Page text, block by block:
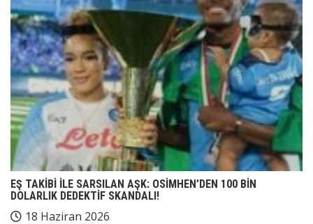
EŞ TAKİBİ İLE SARSILAN AŞK: OSİMHEN’DEN 100 BİN
DOLARLIK DEDEKTİF SKANDALI!
18 Haziran 2026